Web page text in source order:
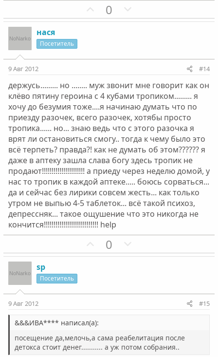
П
о
т
н
ы
й
г
о
л
о
с
0
е
т
н
ы
й
г
о
л
о
с
нася
Посетитель
9 Авг 2012 #14
держусь......... но ........ муж звонит мне говорит как он
клёво пятину героина с 4 кубами тропиком......... я
хочу до безумия тоже....я начинаю думать что по
приезду разочек, всего разочек, хотябы просто
тропика...... но... знаю ведь что с этого разочка я
врят ли остановиться смогу.. тогда к чему было это
всё терпеть? правда?! как не думать об этом?????? я
даже в аптеку зашла слава богу здесь тропик не
продают!!!!!!!!!!!!!!!!!!!!!! а приеду через неделю домой, у
нас то тропик в каждой аптеке..... боюсь сорваться...
да и сейчас без лирики совсем жесть... как только
утром не выпью 4-5 таблеток... всё такой психоз,
депрессняк... такое ощушение что это никогда не
кончится!!!!!!!!!!!!!!!!!!!!!!!!!!!! help
П
о
т
н
ы
й
0
е
т
ы
й
sp
Посетитель
9 Авг 2012 #15
&&&ИВА**** написал(а):
посещение да,мелочь,а сама реабелитация после
детокса стоит денег........... а уж потом собрания..